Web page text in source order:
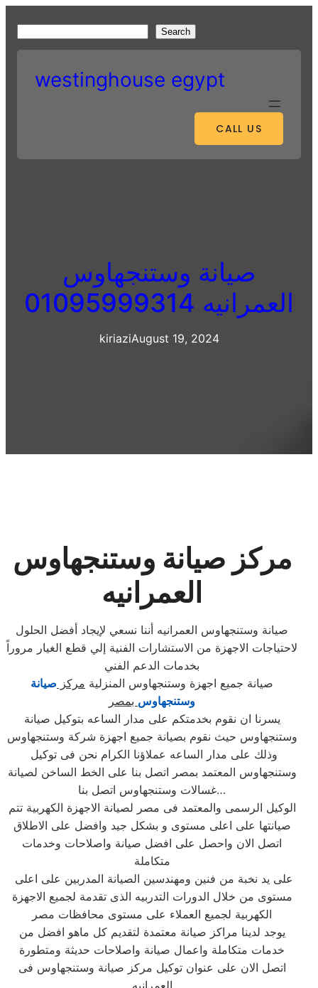
content
e
Search
westinghouse egypt
CALL US
صيانة وستنجهاوس
العمرانيه 01095999314
kiriaziAugust 19, 2024
مركز صيانة وستنجهاوس
العمرانيه
صيانة وستنجهاوس العمرانيه أننا نسعي لإيجاد أفضل الحلول
لاحتياجات الاجهزة من الاستشارات الفنية إلي قطع الغيار مروراً
بخدمات الدعم الفني
صيانة جميع اجهزة وستنجهاوس المنزلية مركز صيانة
وستنجهاوس بمصر
يسرنا ان نقوم بخدمتكم على مدار الساعه بتوكيل صيانة
وستنجهاوس حيث نقوم بصيانة جميع اجهزة شركة وستنجهاوس
وستنجهاوس المعتمد بمصر اتصل بنا على الخط الساخن لصيانة
غسالات وستنجهاوس اتصل بنا…
الوكيل الرسمى والمعتمد فى مصر لصيانة الاجهزة الكهربية تتم
صيانتها على اعلى مستوى و بشكل جيد وافضل على الاطلاق
اتصل الان واحصل على افضل صيانة واصلاحات وخدمات
متكاملة
مستوى من خلال الدورات التدربيه الذى تقدمة لجميع الاجهزة
الكهربية لجميع العملاء على مستوى محافظات مصر
يوجد لدينا مراكز صيانة معتمدة لتقديم كل ماهو افضل من
خدمات متكاملة واعمال صيانة واصلاحات حديثة ومتطورة
اتصل الان على عنوان توكيل مركز صيانة وستنجهاوس فى
العمرانيه